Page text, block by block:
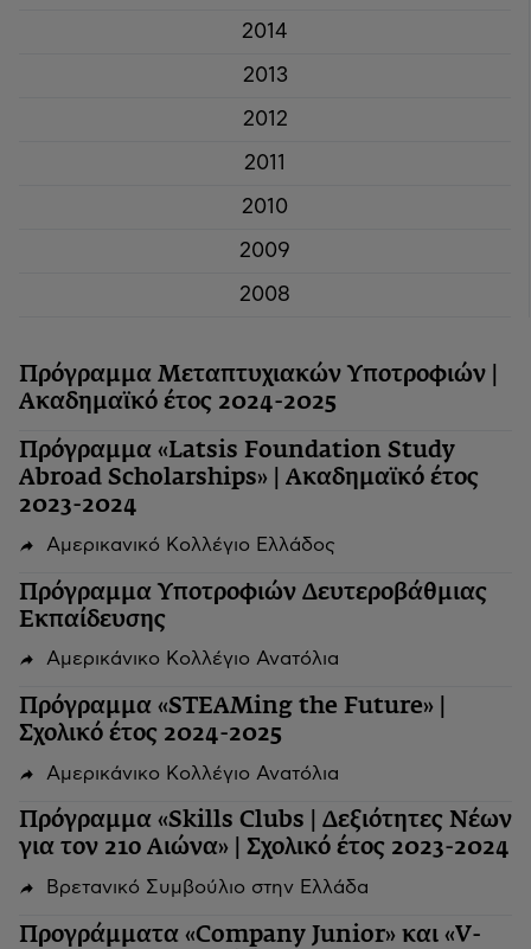
2014
2013
2012
2011
2010
2009
2008
Πρόγραμμα Μεταπτυχιακών Υποτροφιών |
Ακαδημαϊκό έτος 2024-2025
Πρόγραμμα «Latsis Foundation Study
Abroad Scholarships» | Ακαδημαϊκό έτος
2023-2024
Αμερικανικό Κολλέγιο Ελλάδος
Πρόγραμμα Υποτροφιών Δευτεροβάθμιας
Εκπαίδευσης
Αμερικάνικο Κολλέγιο Ανατόλια
Πρόγραμμα «STEAMing the Future» |
Σχολικό έτος 2024-2025
Αμερικάνικο Κολλέγιο Ανατόλια
Πρόγραμμα «Skills Clubs | Δεξιότητες Νέων
για τον 21ο Αιώνα» | Σχολικό έτος 2023-2024
Βρετανικό Συμβούλιο στην Ελλάδα
Προγράμματα «Company Junior» και «V-